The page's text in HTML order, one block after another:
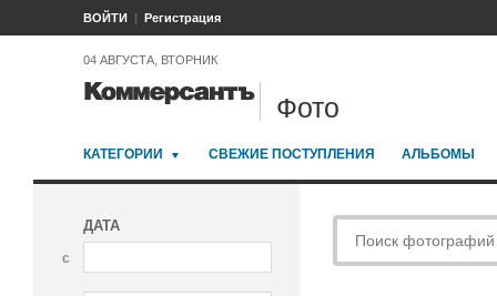
ВОЙТИ Регистрация
04 АВГУСТА, ВТОРНИК
Фото
КАТЕГОРИИ СВЕЖИЕ ПОСТУПЛЕНИЯ АЛЬБОМЫ
ДАТА
с